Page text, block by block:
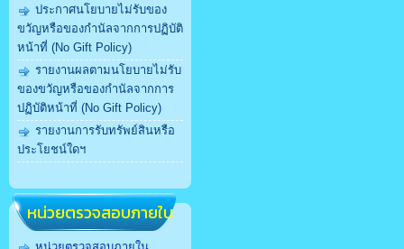
ประกาศนโยบายไม่รับของ
ขวัญหรือของกำนัลจากการปฏิบัติ
หน้าที่ (No Gift Policy)
รายงานผลตามนโยบายไม่รับ
ของขวัญหรือของกำนัลจากการ
ปฏิบัติหน้าที่ (No Gift Policy)
รายงานการรับทรัพย์สินหรือ
ประโยชน์ใดฯ
หน่วยตรวจสอบภายใน